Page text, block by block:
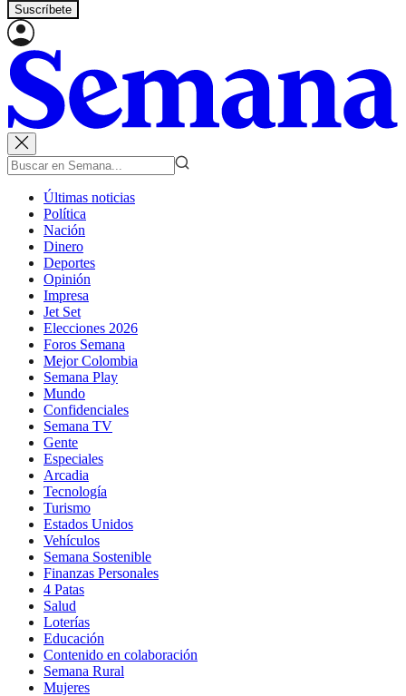
Suscríbete
Últimas noticias
Política
Nación
Dinero
Deportes
Opinión
Impresa
Jet Set
Elecciones 2026
Foros Semana
Mejor Colombia
Semana Play
Mundo
Confidenciales
Semana TV
Gente
Especiales
Arcadia
Tecnología
Turismo
Estados Unidos
Vehículos
Semana Sostenible
Finanzas Personales
4 Patas
Salud
Loterías
Educación
Contenido en colaboración
Semana Rural
Mujeres